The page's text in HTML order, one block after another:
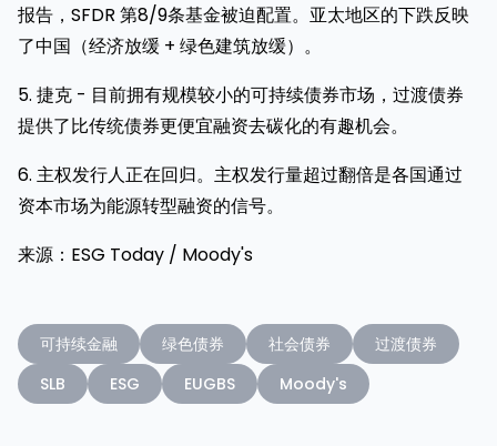
报告，SFDR 第8/9条基金被迫配置。亚太地区的下跌反映
了中国（经济放缓 + 绿色建筑放缓）。
5. 捷克 - 目前拥有规模较小的可持续债券市场，过渡债券
提供了比传统债券更便宜融资去碳化的有趣机会。
6. 主权发行人正在回归。主权发行量超过翻倍是各国通过
资本市场为能源转型融资的信号。
来源：ESG Today / Moody's
可持续金融 绿色债券 社会债券
过渡债券
SLB
ESG EUGBS Moody's